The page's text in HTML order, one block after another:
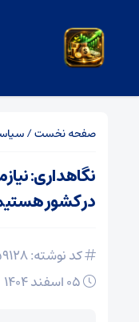
صفحه نخست/
نگاهداری:
در کشور
کد نوشته: 159128